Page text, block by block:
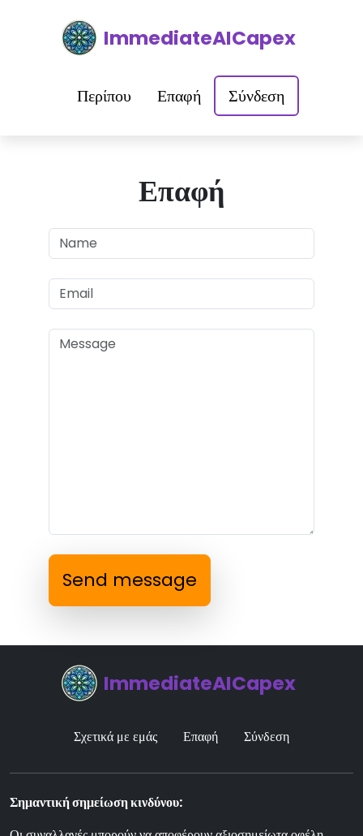
ImmediateAICapex
Περίπου Επαφή Σύνδεση
Επαφή
Send message
ImmediateAICapex
Σχετικά με εμάς Επαφή Σύνδεση
Σημαντική σημείωση κινδύνου: